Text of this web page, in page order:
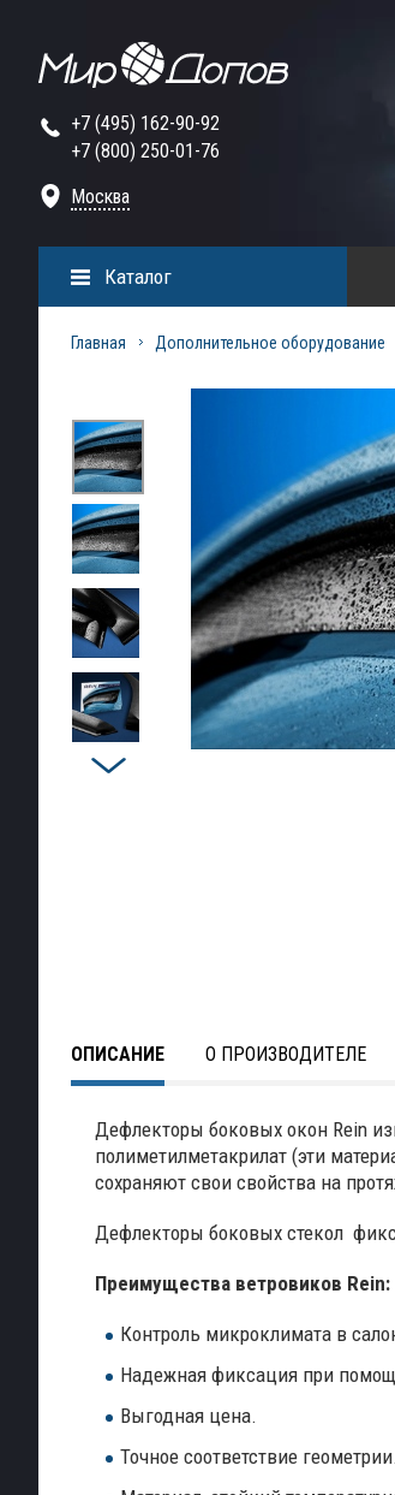
+7 (495) 162-90-92
+7 (800) 250-01-76
Москва
Каталог
Главная Дополнительное оборудование
ОПИСАНИЕ О ПРОИЗВОДИТЕЛЕ
Дефлекторы боковых окон Rein
полиметилметакрилат (эти
сохраняют свои свойства на
Дефлекторы боковых стекол
Преимущества ветровиков Rein:
Контроль микроклимата в
Надежная фиксация при
Выгодная цена.
Точное соответствие геометрии.